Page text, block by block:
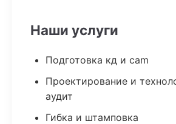
Наши услуги
Подготовка кд и cam
Проектирование и
аудит
Гибка и штамповка